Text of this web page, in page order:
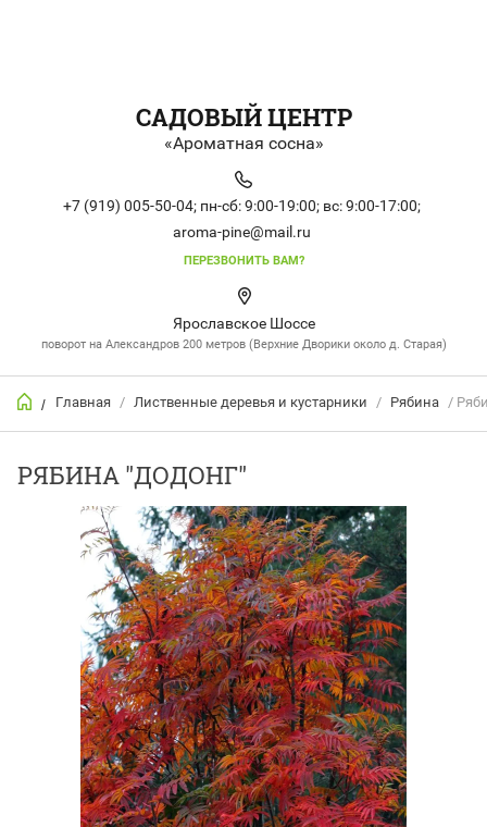
САДОВЫЙ ЦЕНТР
«Ароматная сосна»
+7 (919) 005-50-04; пн-сб: 9:00-19:00; вс: 9:00-17:00;
aroma-pine@mail.ru
ПЕРЕЗВОНИТЬ ВАМ?
Ярославское Шоссе
поворот на Александров 200 метров (Верхние Дворики около д. Старая)
/ Главная / Лиственные деревья и кустарники / Рябина /
РЯБИНА "ДОДОНГ"